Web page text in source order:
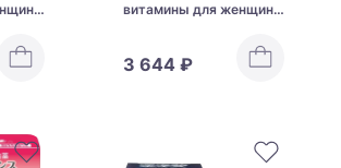
витамины для женщин
3 644 ₽